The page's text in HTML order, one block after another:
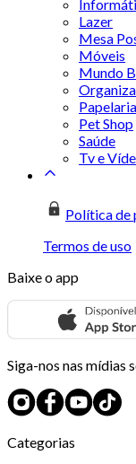
Lazer
Mesa
Móveis
Mundo
Papelaria
Pet Shop
Saúde
Tv e
Política de
Termos de uso
Baixe o app
Siga-nos nas mídias
Categorias